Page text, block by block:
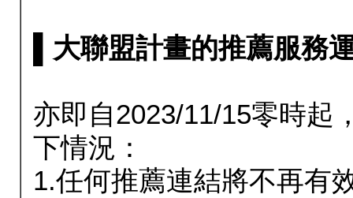
▌大聯盟計畫的推薦服務
亦即自2023/11/15零時起
下情況：
1.任何推薦連結將不再有